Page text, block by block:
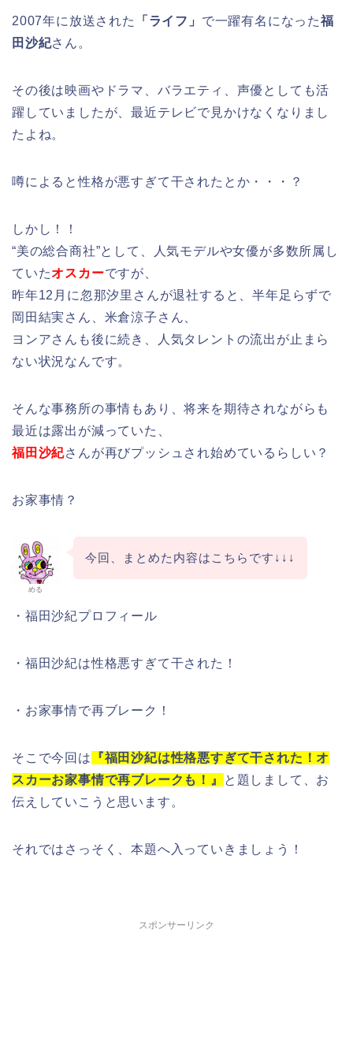
2007年に放送された 「ライフ」 で一躍有名になった福
田沙紀さん。
その後は映画やドラマ、バラエティ、声優としても活
躍していましたが、最近テレビで見かけなくなりまし
たよね。
噂によると性格が悪すぎて干されたとか・・・？
しかし！！
“美の総合商社”として、人気モデルや女優が多数所属し
ていたオスカーですが、
昨年12月に忽那汐里さんが退社すると、半年足らずで
岡田結実さん、米倉涼子さん、
ヨンアさんも後に続き、人気タレントの流出が止まら
ない状況なんです。
そんな事務所の事情もあり、将来を期待されながらも
最近は露出が減っていた、
福田沙紀さんが再びプッシュされ始めているらしい？
お家事情？
める
今回、まとめた内容はこちらです↓↓↓
・福田沙紀プロフィール
・福田沙紀は性格悪すぎて干された！
・お家事情で再ブレーク！
そこで今回は
『福田沙紀は性格悪すぎて干された！オ
スカーお家事情で再ブレークも！』
と題しまして、お
伝えしていこうと思います。
それではさっそく、本題へ入っていきましょう！
スポンサーリンク